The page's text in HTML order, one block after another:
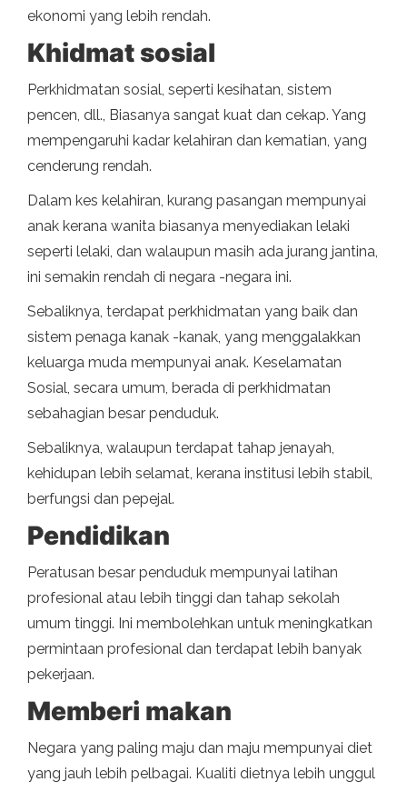
ekonomi yang lebih rendah.
Khidmat sosial
Perkhidmatan sosial, seperti kesihatan, sistem
pencen, dll., Biasanya sangat kuat dan cekap. Yang
mempengaruhi kadar kelahiran dan kematian, yang
cenderung rendah.
Dalam kes kelahiran, kurang pasangan mempunyai
anak kerana wanita biasanya menyediakan lelaki
seperti lelaki, dan walaupun masih ada jurang jantina,
ini semakin rendah di negara -negara ini.
Sebaliknya, terdapat perkhidmatan yang baik dan
sistem penaga kanak -kanak, yang menggalakkan
keluarga muda mempunyai anak. Keselamatan
Sosial, secara umum, berada di perkhidmatan
sebahagian besar penduduk.
Sebaliknya, walaupun terdapat tahap jenayah,
kehidupan lebih selamat, kerana institusi lebih stabil,
berfungsi dan pepejal.
Pendidikan
Peratusan besar penduduk mempunyai latihan
profesional atau lebih tinggi dan tahap sekolah
umum tinggi. Ini membolehkan untuk meningkatkan
permintaan profesional dan terdapat lebih banyak
pekerjaan.
Memberi makan
Negara yang paling maju dan maju mempunyai diet
yang jauh lebih pelbagai. Kualiti dietnya lebih unggul